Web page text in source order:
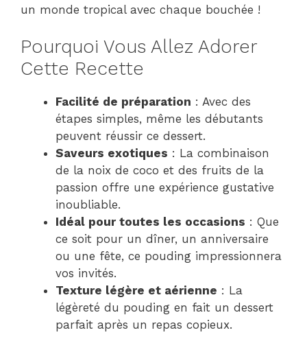
un monde tropical avec chaque bouchée !
Pourquoi Vous Allez Adorer
Cette Recette
Facilité de préparation : Avec des
étapes simples, même les débutants
peuvent réussir ce dessert.
Saveurs exotiques : La combinaison
de la noix de coco et des fruits de la
passion offre une expérience gustative
inoubliable.
Idéal pour toutes les occasions : Que
ce soit pour un dîner, un anniversaire
ou une fête, ce pouding impressionnera
vos invités.
Texture légère et aérienne : La
légèreté du pouding en fait un dessert
parfait après un repas copieux.